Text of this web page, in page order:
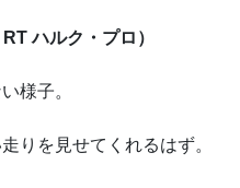
ハルク・プロ）
様子。
りを見せてくれるはず。